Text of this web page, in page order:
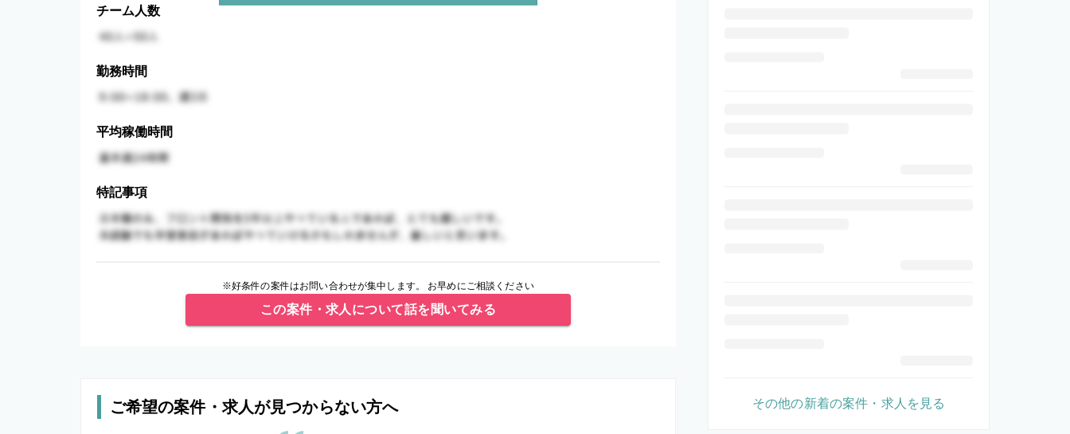
チーム人数
勤務時間
平均稼働時間
特記事項
※好条件の案件はお問い合わせが集中します。 お早めにご相談ください
この案件・求人について話を聞いてみる
ご希望の案件・求人が見つからない方へ その他の新着の案件・求人を見る